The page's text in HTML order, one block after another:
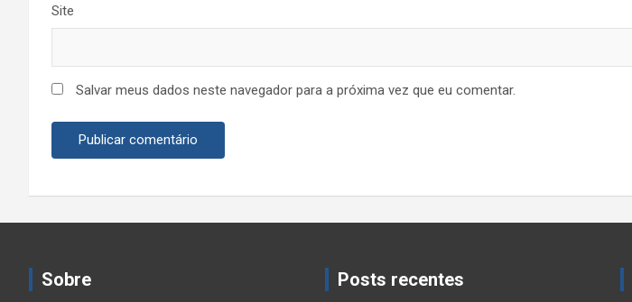
Site
Salvar meus dados neste navegador para a próxima vez que eu comentar.
Sobre Posts recentes